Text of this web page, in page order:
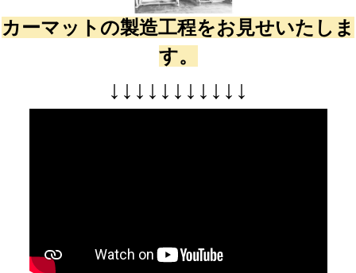
カーマットの製造工程をお見せいたしま
す。
↓ ↓ ↓ ↓ ↓ ↓ ↓ ↓ ↓ ↓ ↓